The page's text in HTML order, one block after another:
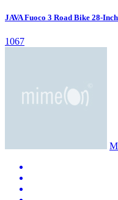
JAVA Fuoco 3 Road Bike 28-
1067